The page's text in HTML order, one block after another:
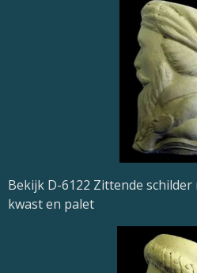
Bekijk D-6122 Zittende
kwast en palet